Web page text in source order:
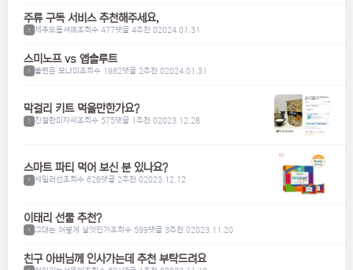
주류 구독 서비스 추천해주세요,
1 제주도옵셔예 조회수 477댓글 4추천 02024.01.31
스미노프 vs 앱솔루트
1 볼펜은 모나미 조회수 1982댓글 2추천 02024.01.31
막걸리 키트 먹을만한가요?
1 친절한미자씨 조회수 575댓글 1추천 02023.12.28
스마트 파티 먹어 보신 분 있나요?
1 세일러선조회수 626댓글 2추천 02023.12.12
이태리 선물 추천?
1 그대는 어떻게 살것인가조회수 599댓글 3추천 02023.11.20
친구 아버님께 인사가는데 추천 부탁드려요